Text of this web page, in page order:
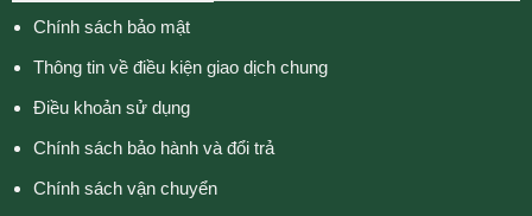
Chính sách bảo mật
Thông tin về điều kiện giao dịch chung
Điều khoản sử dụng
Chính sách bảo hành và đổi trả
Chính sách vận chuyển